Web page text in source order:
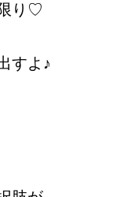
り♡
すよ♪